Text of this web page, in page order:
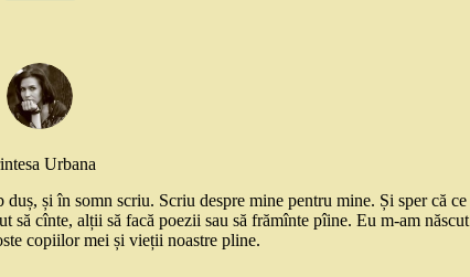
Urbana
și în somn scriu. Scriu despre mine pentru mine. Și sper că ce
să cînte, alții să facă poezii sau să frămînte pîine. Eu m-am născut
copiilor mei și vieții noastre pline.